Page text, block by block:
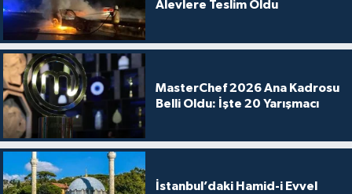
Alevlere Teslim Oldu
MasterChef 2026 Ana Kadrosu
Belli Oldu: İşte 20 Yarışmacı
İstanbul’daki Hamid-i Evvel